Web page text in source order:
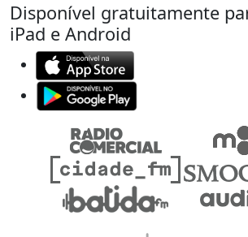
Disponível gratuitamente
iPad e Android